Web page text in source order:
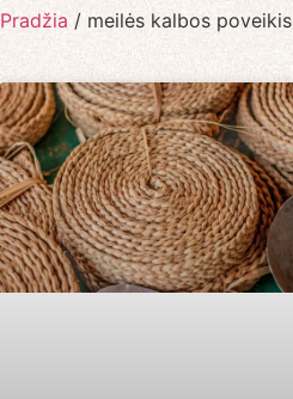
Pradžia / meilės kalbos poveikis